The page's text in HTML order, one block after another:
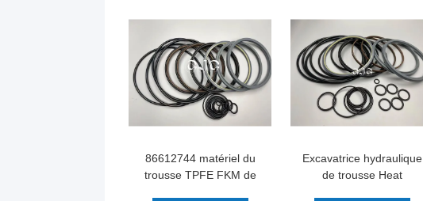
86612744 matériel du
trousse TPFE FKM de
Excavatrice hydraulique
de trousse Heat